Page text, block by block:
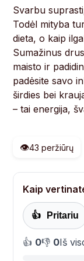
Svarbu
Todėl mityba
dieta, o kaip
Sumažinus
maisto ir
padėsite savo
širdies bei
– tai energija,
👁️43 peržiūrų
Kaip
👍 Pritariu
👍 0👎 0Iš